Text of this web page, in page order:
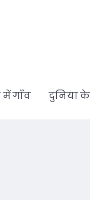
में गाँव दुनिया